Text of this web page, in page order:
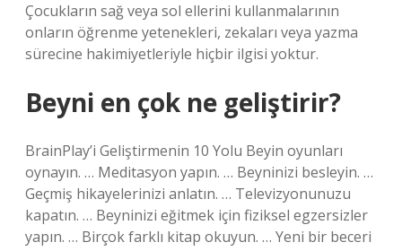
Çocukların sağ veya sol ellerini kullanmalarının
onların öğrenme yetenekleri, zekaları veya yazma
sürecine hakimiyetleriyle hiçbir ilgisi yoktur.
Beyni en çok ne geliştirir?
BrainPlay’i Geliştirmenin 10 Yolu Beyin oyunları
oynayın. … Meditasyon yapın. … Beyninizi besleyin. …
Geçmiş hikayelerinizi anlatın. … Televizyonunuzu
kapatın. … Beyninizi eğitmek için fiziksel egzersizler
yapın. … Birçok farklı kitap okuyun. … Yeni bir beceri